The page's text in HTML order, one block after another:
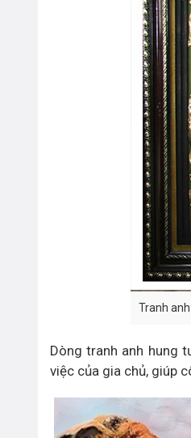
Tranh
Dòng tranh anh hung
việc của gia chủ, giúp